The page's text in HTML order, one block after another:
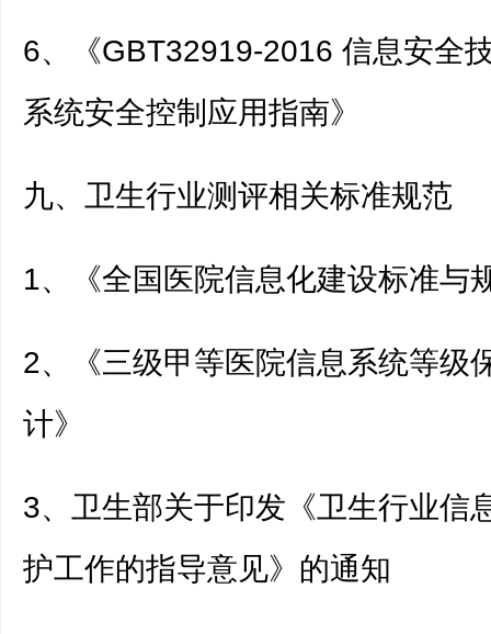
6、《GBT32919-2016 信息安全
系统安全控制应用指南》
九、卫生行业测评相关标准规范
1、《全国医院信息化建设标准与
2、《三级甲等医院信息系统等级
计》
3、卫生部关于印发《卫生行业信
护工作的指导意见》的通知